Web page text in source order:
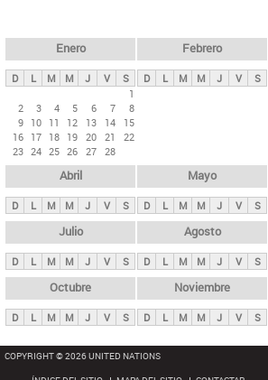
ds
p
n
i
p
a
l
s
Enero
D L M M J V
S
1
2
3 4 5 6 7
8
9 10 11 12 13 14
15
16 17 18 19 20 21
22
23 24 25 26 27 28
Febrero
D L M M J V S
Abril
D L M M J V S
Mayo
D L M M J V S
Julio
D L M M J V S
Agosto
D L M M J V S
Octubre
D L M M J V S
Noviembre
D L M M J V S
COPYRIGHT © 2026 UNITED NATIONS